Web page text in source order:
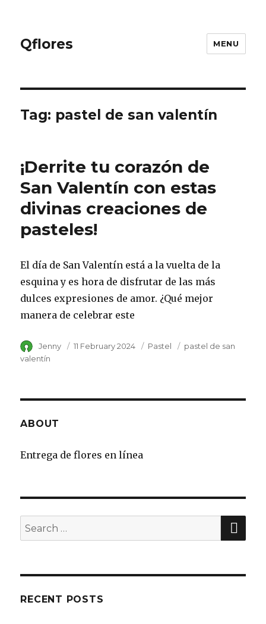
Qflores MENU
Tag: pastel de san valentín
¡Derrite tu corazón de
San Valentín con estas
divinas creaciones de
pasteles!
El día de San Valentín está a la vuelta de la
esquina y es hora de disfrutar de las más
dulces expresiones de amor. ¿Qué mejor
manera de celebrar este
Author
Jenny
Posted
11 February 2024 Category
Pastel Tags
pastel de san
valentín
ABOUT
Entrega de flores en línea
Search
for:
RECENT POSTS